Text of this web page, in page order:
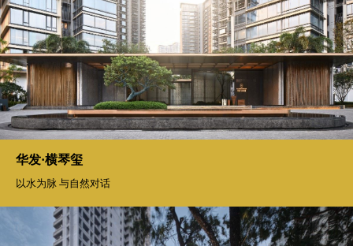
华发·横琴玺
以水为脉 与自然对话